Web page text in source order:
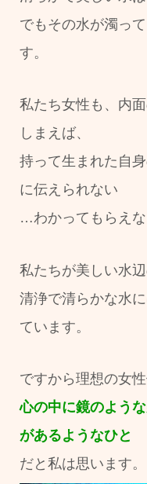
でもその水が濁っ
す。
私たち女性も、内
しまえば、
持って生まれた自
に伝えられない
…わかってもらえな
私たちが美しい水
清浄で清らかな水
ています。
ですから理想の女性
心の中に鏡のよう
があるようなひと
だと私は思います。